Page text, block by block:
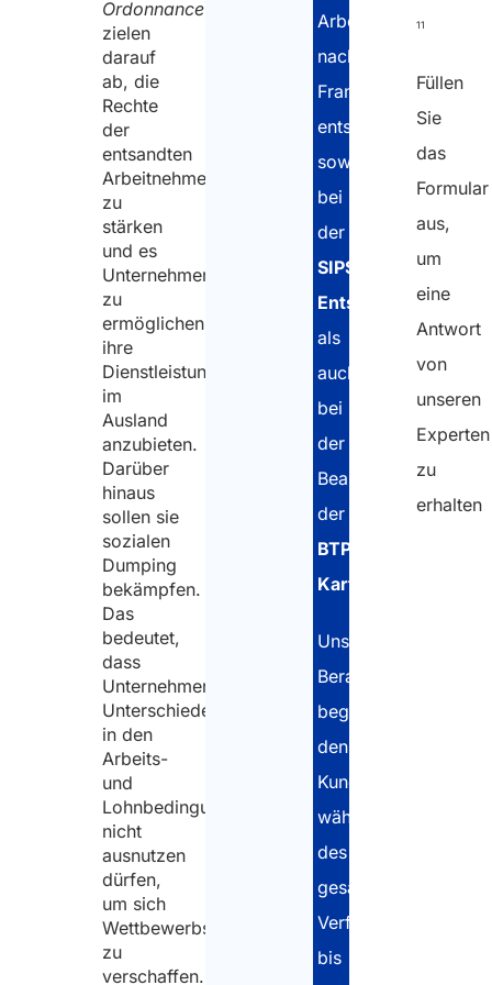
Dienstleistungsempfänger
Arbeits- und
Lohnbedingungen
in Schweden
Zusätzliche
Verpflichtungen
bei langfristiger
Entsendung
Arbeitnehmern
Schweden
Koordinierung
der sozialen
Sicherheit in
Schweden
Sanktionen bei
Nichteinhaltung der
Entsendebestimmungen
in Schweden
Ordonnance)
zielen
darauf
ab, die
Rechte
der
entsandten
Arbeitnehmer
zu
stärken
und es
Unternehmen
zu
ermöglichen,
ihre
Dienstleistungen
im
Ausland
anzubieten.
Darüber
hinaus
sollen sie
sozialen
Dumping
bekämpfen.
Das
bedeutet,
dass
Unternehmen
Unterschiede
in den
Arbeits-
und
Lohnbedingungen
nicht
ausnutzen
dürfen,
um sich
Wettbewerbsvorteile
zu
verschaffen.
Arbeitnehmer
nach
Frankreich
entsenden,
sowohl
bei
der
SIPSI-
Entsendemeldung
als
auch
bei
der
Beantragung
der
BTP-
Karte
Unsere
Berater
begleiten
den
Kunden
während
des
gesamten
Verfahrens
bis
11
Füllen
Sie
das
Formular
aus,
um
eine
Antwort
von
unseren
Experten
zu
erhalten